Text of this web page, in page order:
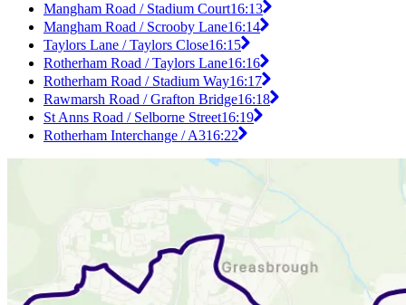
Mangham Road / Stadium Court16:13
Mangham Road / Scrooby Lane16:14
Taylors Lane / Taylors Close16:15
Rotherham Road / Taylors Lane16:16
Rotherham Road / Stadium Way16:17
Rawmarsh Road / Grafton Bridge16:18
St Anns Road / Selborne Street16:19
Rotherham Interchange / A316:22